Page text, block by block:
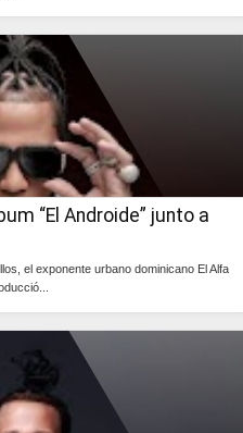
“El Androide” junto a
el exponente urbano dominicano El Alfa